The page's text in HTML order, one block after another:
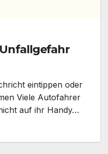
eintippen oder
Viele Autofahrer
auf ihr Handy…